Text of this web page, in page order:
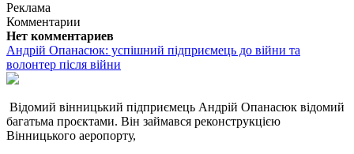
Реклама
Комментарии
Нет комментариев
Андрій Опанасюк: успішний підприємець до війни та
волонтер після війни
Відомий вінницький підприємець Андрій Опанасюк відомий
багатьма проєктами. Він займався реконструкцією
Вінницького аеропорту,